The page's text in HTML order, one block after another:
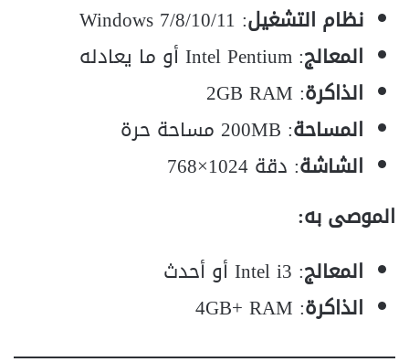
نظام التشغيل: Windows 7/8/10/11
المعالج: Intel Pentium أو ما يعادله
الذاكرة: 2GB RAM
المساحة: 200MB مساحة حرة
الشاشة: دقة 1024×768
الموصى به:
المعالج: Intel i3 أو أحدث
الذاكرة: 4GB+ RAM